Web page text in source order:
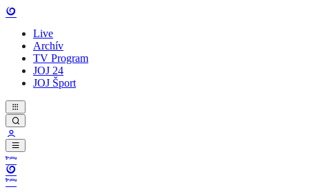
Live
Archív
TV Program
JOJ 24
JOJ Šport